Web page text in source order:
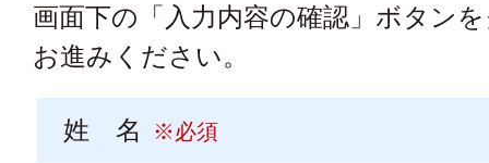
大学パンフレット
鈴鹿医療科学大学
画面下の「入力内容の確認」ボタン
お進みください。
姓 名 ※必須